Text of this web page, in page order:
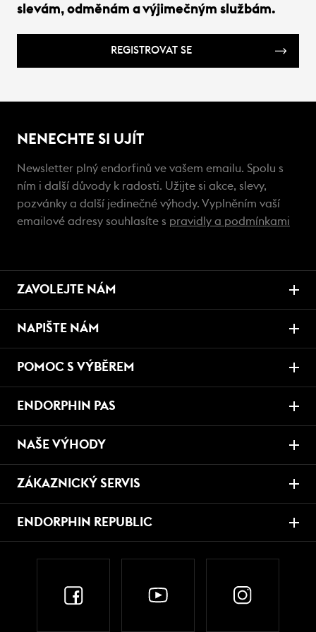
slevám, odměnám a výjimečným službám.
REGISTROVAT SE
NENECHTE SI UJÍT
Newsletter plný endorfinů ve vašem emailu. Spolu s
ním i další důvody k radosti. Užijte si akce, slevy,
pozvánky a další jedinečné výhody. Vyplněním vaší
emailové adresy souhlasíte s pravidly a podmínkami
ZAVOLEJTE NÁM
NAPIŠTE NÁM
POMOC S VÝBĚREM
ENDORPHIN PAS
NAŠE VÝHODY
ZÁKAZNICKÝ SERVIS
ENDORPHIN REPUBLIC